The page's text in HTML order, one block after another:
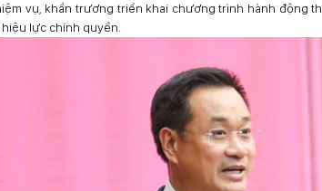
vụ, khẩn trương triển khai chương trình hành động
hiệu lực chính quyền.